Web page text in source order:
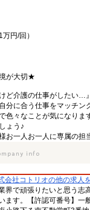
円/回）
が大切★
けど介護の仕事がしたい
分に合う仕事をマッチン
色々なことが気になり
ょう♪
お一人お一人に専属の
会社コトリオの他の求人
界で頑張りたいと思う
ます。【許認可番号】